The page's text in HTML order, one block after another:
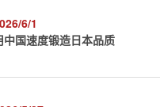
6/1
中国速度锻造日本品质